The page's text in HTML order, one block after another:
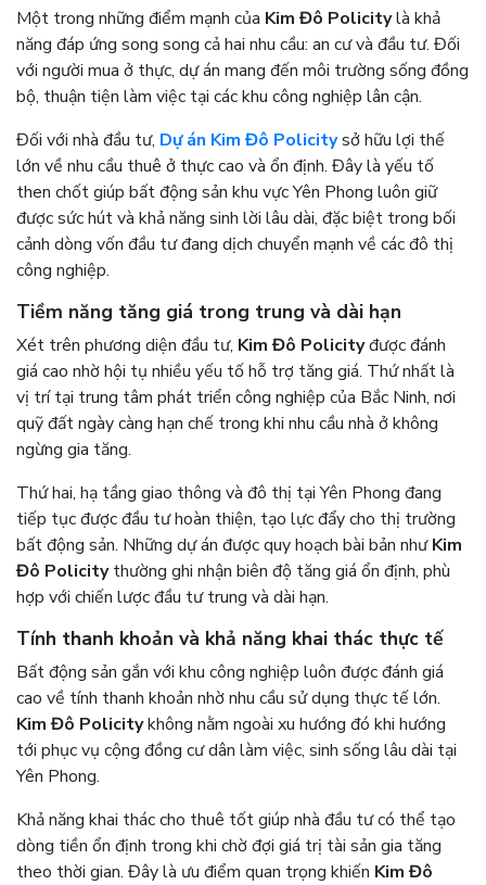
Một trong những điểm mạnh của Kim Đô Policitylà khả
năng đáp ứng song song cả hai nhu cầu: an cư và đầu tư. Đối
với người mua ở thực, dự án mang đến môi trường sống đồng
bộ, thuận tiện làm việc tại các khu công nghiệp lân cận.
Đối với nhà đầu tư, Dự án Kim Đô Policitysở hữu lợi thế
lớn về nhu cầu thuê ở thực cao và ổn định. Đây là yếu tố
then chốt giúp bất động sản khu vực Yên Phong luôn giữ
được sức hút và khả năng sinh lời lâu dài, đặc biệt trong bối
cảnh dòng vốn đầu tư đang dịch chuyển mạnh về các đô thị
công nghiệp.
Tiềm năng tăng giá trong trung và dài hạn
Xét trên phương diện đầu tư, Kim Đô Policityđược đánh
giá cao nhờ hội tụ nhiều yếu tố hỗ trợ tăng giá. Thứ nhất là
vị trí tại trung tâm phát triển công nghiệp của Bắc Ninh, nơi
quỹ đất ngày càng hạn chế trong khi nhu cầu nhà ở không
ngừng gia tăng.
Thứ hai, hạ tầng giao thông và đô thị tại Yên Phong đang
tiếp tục được đầu tư hoàn thiện, tạo lực đẩy cho thị trường
bất động sản. Những dự án được quy hoạch bài bản nhưKim
Đô Policitythường ghi nhận biên độ tăng giá ổn định, phù
hợp với chiến lược đầu tư trung và dài hạn.
Tính thanh khoản và khả năng khai thác thực tế
Bất động sản gắn với khu công nghiệp luôn được đánh giá
cao về tính thanh khoản nhờ nhu cầu sử dụng thực tế lớn.
Kim Đô Policitykhông nằm ngoài xu hướng đó khi hướng
tới phục vụ cộng đồng cư dân làm việc, sinh sống lâu dài tại
Yên Phong.
Khả năng khai thác cho thuê tốt giúp nhà đầu tư có thể tạo
dòng tiền ổn định trong khi chờ đợi giá trị tài sản gia tăng
theo thời gian. Đây là ưu điểm quan trọng khiến Kim Đô